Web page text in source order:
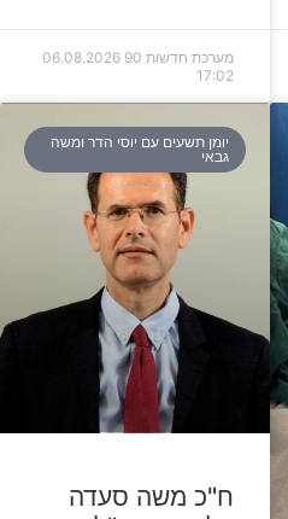
מערכת חדשות 90
06.08.2026
17:02
יומן תשעים עם יוסי הדר ומשה
גבאי
ח"כ משה סעדה